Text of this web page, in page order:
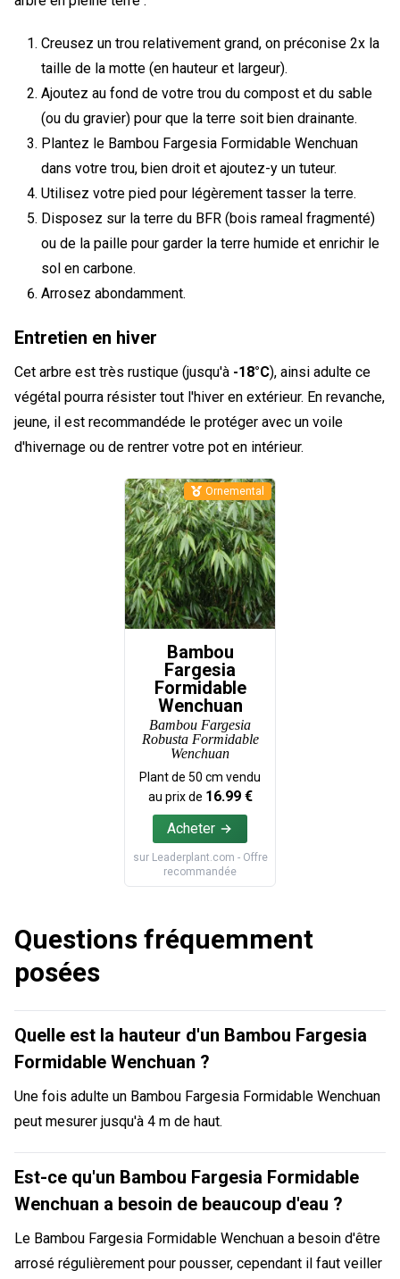
Creusez un trou relativement grand, on préconise 2x la
taille de la motte (en hauteur et largeur).
Ajoutez au fond de votre trou du compost et du sable
(ou du gravier) pour que la terre soit bien drainante.
Plantez le Bambou Fargesia Formidable Wenchuan
dans votre trou, bien droit et ajoutez-y un tuteur.
Utilisez votre pied pour légèrement tasser la terre.
Disposez sur la terre du BFR (bois rameal fragmenté)
ou de la paille pour garder la terre humide et enrichir le
sol en carbone.
Arrosez abondamment.
Entretien en hiver
Cet arbre est très rustique (jusqu'à -18°C), ainsi adulte ce
végétal pourra résister tout l'hiver en extérieur. En revanche,
jeune, il est recommandéde le protéger avec un voile
d'hivernage ou de rentrer votre pot en intérieur.
Bambou
Fargesia
Formidable
Wenchuan
Bambou Fargesia
Robusta Formidable
Wenchuan
Plant de 50 cm vendu
au prix de 16.99€
Acheter
sur Leaderplant.com - Offre
recommandée
Ornemental
Questions fréquemment
posées
Quelle est la hauteur d'un Bambou Fargesia
Formidable Wenchuan ?
Une fois adulte un Bambou Fargesia Formidable Wenchuan
peut mesurer jusqu'à 4 m de haut.
Est-ce qu'un Bambou Fargesia Formidable
Wenchuan a besoin de beaucoup d'eau ?
Le Bambou Fargesia Formidable Wenchuan a besoin d'être
arrosé régulièrement pour pousser, cependant il faut veiller